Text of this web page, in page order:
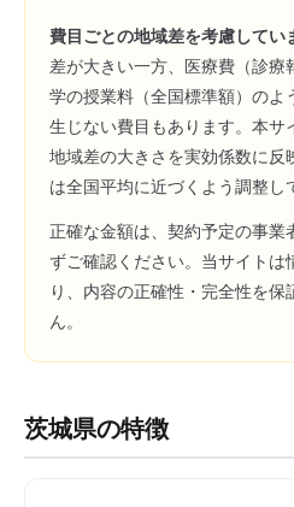
費目ごとの地域差を考慮してい
差が大きい一方、医療費（診
学の授業料（全国標準額）のよ
生じない費目もあります。本サ
地域差の大きさを実効係数に反
は全国平均に近づくよう調整し
正確な金額は、契約予定の事業
ずご確認ください。当サイトは
り、内容の正確性・完全性を
ん。
茨城県の特徴